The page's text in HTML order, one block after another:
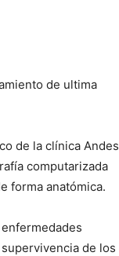
de ultima
de la clínica Andes
computarizada
forma anatómica.
de los